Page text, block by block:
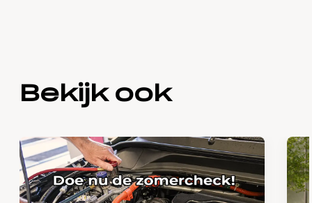
Bekijk ook